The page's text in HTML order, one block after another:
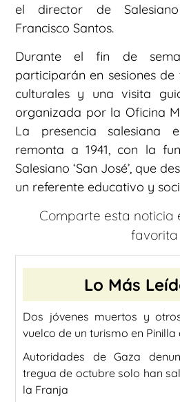
el director de
Francisco Santos.
Durante el fin de
participarán en sesiones
culturales y una visita
organizada por la Oficina
La presencia salesiana
remonta a 1941, con la
Salesiano ‘San José’, que
un referente educativo y
Comparte esta noticia
favorita
Lo Más
Dos jóvenes muertos y
vuelco de un turismo en
Autoridades de Gaza
tregua de octubre solo han
la Franja